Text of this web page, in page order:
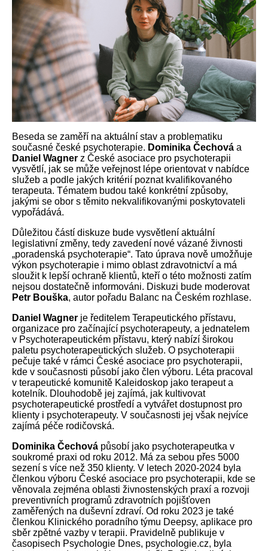
Beseda se zaměří na aktuální stav a problematiku
současné české psychoterapie. Dominika Čechová a
Daniel Wagner z České asociace pro psychoterapii
vysvětlí, jak se může veřejnost lépe orientovat v nabídce
služeb a podle jakých kritérií poznat kvalifikovaného
terapeuta. Tématem budou také konkrétní způsoby,
jakými se obor s těmito nekvalifikovanými poskytovateli
vypořádává.
Důležitou částí diskuze bude vysvětlení aktuální
legislativní změny, tedy zavedení nové vázané živnosti
„poradenská psychoterapie“. Tato úprava nově umožňuje
výkon psychoterapie i mimo oblast zdravotnictví a má
sloužit k lepší ochraně klientů, kteří o této možnosti zatím
nejsou dostatečně informováni. Diskuzi bude moderovat
Petr Bouška, autor pořadu Balanc na Českém rozhlase.
Daniel Wagner je ředitelem Terapeutického přístavu,
organizace pro začínající psychoterapeuty, a jednatelem
v Psychoterapeutickém přístavu, který nabízí širokou
paletu psychoterapeutických služeb. O psychoterapii
pečuje také v rámci České asociace pro psychoterapii,
kde v současnosti působí jako člen výboru. Léta pracoval
v terapeutické komunitě Kaleidoskop jako terapeut a
kotelník. Dlouhodobě jej zajímá, jak kultivovat
psychoterapeutické prostředí a vytvářet dostupnost pro
klienty i psychoterapeuty. V současnosti jej však nejvíce
zajímá péče rodičovská.
Dominika Čechová působí jako psychoterapeutka v
soukromé praxi od roku 2012. Má za sebou přes 5000
sezení s více než 350 klienty. V letech 2020-2024 byla
členkou výboru České asociace pro psychoterapii, kde se
věnovala zejména oblasti živnostenských praxí a rozvoji
preventivních programů zdravotních pojišťoven
zaměřených na duševní zdraví. Od roku 2023 je také
členkou Klinického poradního týmu Deepsy, aplikace pro
sběr zpětné vazby v terapii. Pravidelně publikuje v
časopisech Psychologie Dnes, psychologie.cz, byla